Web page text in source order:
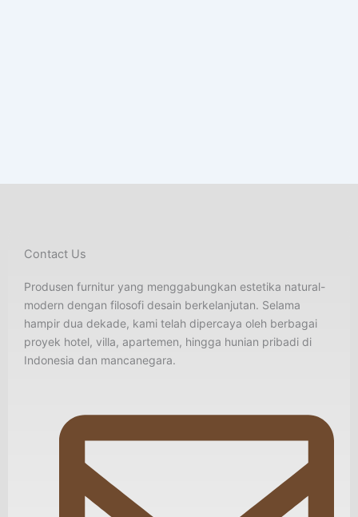
Contact Us
Produsen furnitur yang menggabungkan estetika natural-
modern dengan filosofi desain berkelanjutan. Selama
hampir dua dekade, kami telah dipercaya oleh berbagai
proyek hotel, villa, apartemen, hingga hunian pribadi di
Indonesia dan mancanegara.